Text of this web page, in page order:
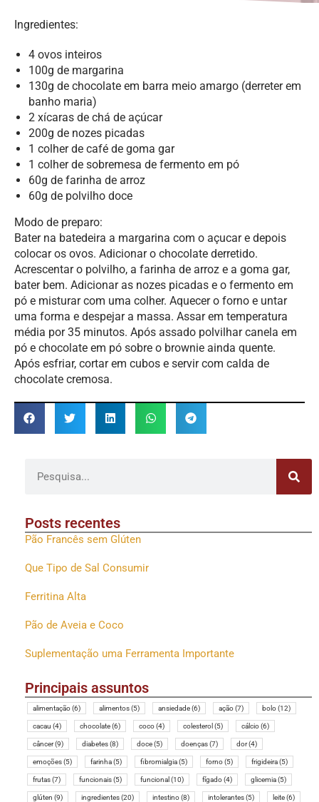
Ingredientes:
4 ovos inteiros
100g de margarina
130g de chocolate em barra meio amargo (derreter em
banho maria)
2 xícaras de chá de açúcar
200g de nozes picadas
1 colher de café de goma gar
1 colher de sobremesa de fermento em pó
60g de farinha de arroz
60g de polvilho doce
Modo de preparo:
Bater na batedeira a margarina com o açucar e depois
colocar os ovos. Adicionar o chocolate derretido.
Acrescentar o polvilho, a farinha de arroz e a goma gar,
bater bem. Adicionar as nozes picadas e o fermento em
pó e misturar com uma colher. Aquecer o forno e untar
uma forma e despejar a massa. Assar em temperatura
média por 35 minutos. Após assado polvilhar canela em
pó e chocolate em pó sobre o brownie ainda quente.
Após esfriar, cortar em cubos e servir com calda de
chocolate cremosa.
Posts recentes
Pão Francês sem Glúten
Que Tipo de Sal Consumir
Ferritina Alta
Pão de Aveia e Coco
Suplementação uma Ferramenta Importante
Principais assuntos
alimentação(6) alimentos(5) ansiedade(6) ação(7) bolo(12)
cacau (4) chocolate(6) coco(4) colesterol (5) cálcio(6)
câncer(9) diabetes(8) doce(5) doenças(7) dor(4)
emoções(5) farinha(5) fibromialgia(5) forno(5) frigideira(5)
frutas(7) funcionais(5) funcional (10) fígado(4) glicemia(5)
glúten (9) ingredientes(20) intestino(8) intolerantes(5) leite(6)